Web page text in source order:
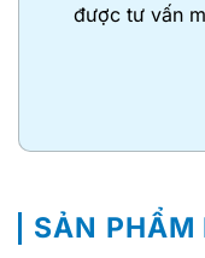
được tư vấn
SẢN PHẨM